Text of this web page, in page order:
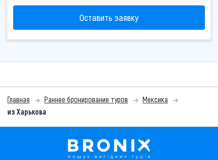
Оставить заявку
Главная Раннее бронирование туров
Мексика
из Харькова